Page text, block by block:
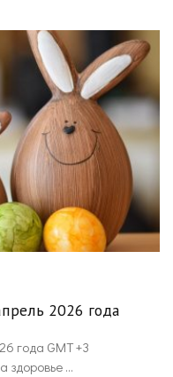
2026 года
года GMT +3
здоровье ...